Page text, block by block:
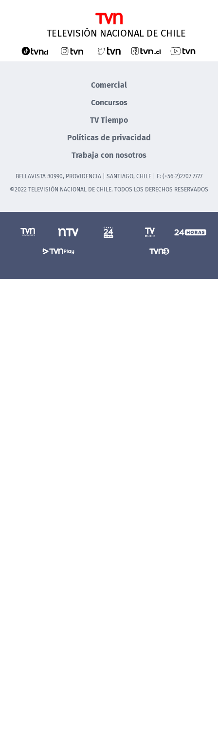
TELEVISIÓN NACIONAL DE CHILE
Comercial
Concursos
TV Tiempo
Políticas de privacidad
Trabaja con nosotros
BELLAVISTA #0990, PROVIDENCIA | SANTIAGO, CHILE | F: (+56-2)2707 7777
©2022 TELEVISIÓN NACIONAL DE CHILE. TODOS LOS DERECHOS RESERVADOS